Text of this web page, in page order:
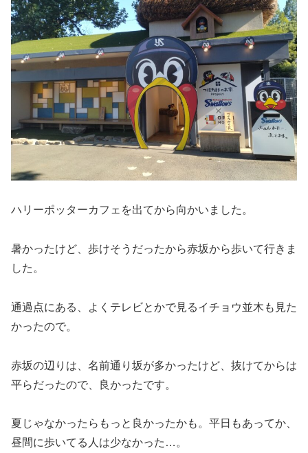
ハリーポッターカフェを出てから向かいました。
暑かったけど、歩けそうだったから赤坂から歩いて行きま
した。
通過点にある、よくテレビとかで見るイチョウ並木も見た
かったので。
赤坂の辺りは、名前通り坂が多かったけど、抜けてからは
平らだったので、良かったです。
夏じゃなかったらもっと良かったかも。平日もあってか、
昼間に歩いてる人は少なかった…。